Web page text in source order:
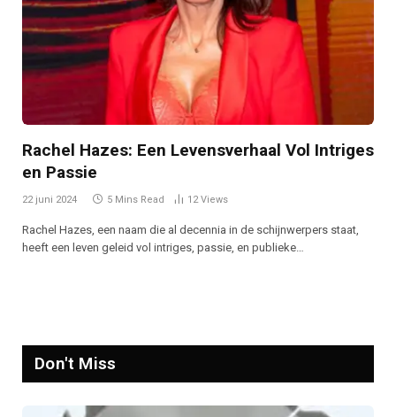
Rachel Hazes: Een Levensverhaal Vol Intriges
en Passie
22 juni 2024 5 Mins Read 12Views
Rachel Hazes, een naam die al decennia in de schijnwerpers staat,
heeft een leven geleid vol intriges, passie, en publieke…
Don't Miss